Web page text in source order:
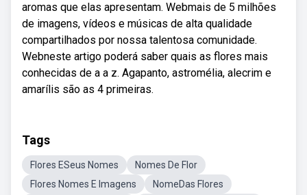
aromas que elas apresentam. Webmais de 5 milhões
de imagens, vídeos e músicas de alta qualidade
compartilhados por nossa talentosa comunidade.
Webneste artigo poderá saber quais as flores mais
conhecidas de a a z. Agapanto, astromélia, alecrim e
amarílis são as 4 primeiras.
Tags
Flores ESeus Nomes
Nomes De Flor
Flores Nomes E Imagens
NomeDas Flores